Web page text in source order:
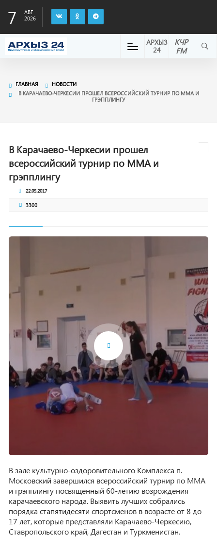
7
АВГ
2026
КЧР
FM
АРХЫЗ
24
ГЛАВНАЯ
НОВОСТИ
В КАРАЧАЕВО-ЧЕРКЕСИИ ПРОШЕЛ ВСЕРОССИЙСКИЙ ТУРНИР ПО ММА И
ГРЭППЛИНГУ
В Карачаево-Черкесии прошел
всероссийский турнир по ММА и
грэпплингу
22.05.2017
3300
В зале культурно-оздоровительного Комплекса п.
Московский завершился всероссийский турнир по ММА
и грэпплингу посвященный 60-летию возрождения
карачаевского народа. Выявить лучших собрались
порядка стапятидесяти спортсменов в возрасте от 8 до
17 лет, которые представляли Карачаево-Черкесию,
Ставропольского край, Дагестан и Туркменистан.